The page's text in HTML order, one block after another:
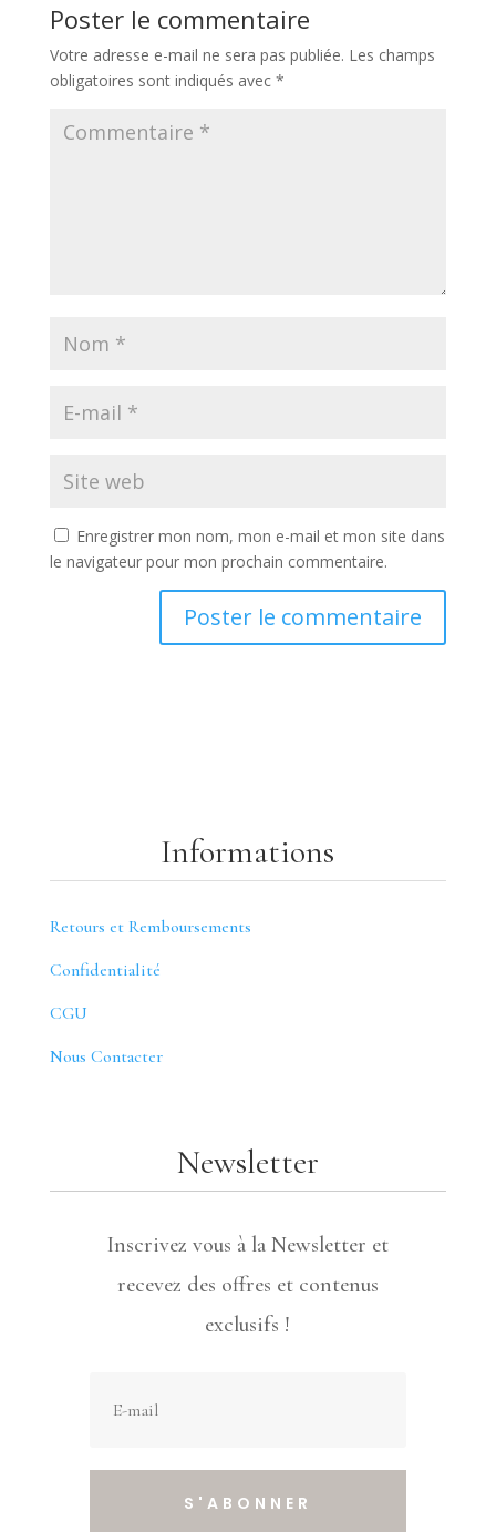
Poster le commentaire
Votre adresse e-mail ne sera pas publiée. Les champs
obligatoires sont indiqués avec *
Enregistrer mon nom, mon e-mail et mon site dans
le navigateur pour mon prochain commentaire.
Informations
Retours et Remboursements
Confidentialité
CGU
Nous Contacter
Newsletter
Inscrivez vous à la Newsletter et
recevez des offres et contenus
exclusifs !
S'ABONNER